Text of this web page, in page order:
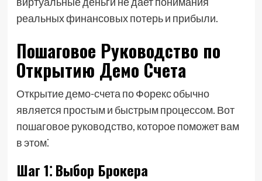
реальных финансовых потерь и прибыли.
Пошаговое Руководство по
Открытию Демо Счета
Открытие демо-счета по Форекс обычно
является простым и быстрым процессом. Вот
пошаговое руководство, которое поможет вам
в этом⁚
Шаг 1⁚ Выбор Брокера